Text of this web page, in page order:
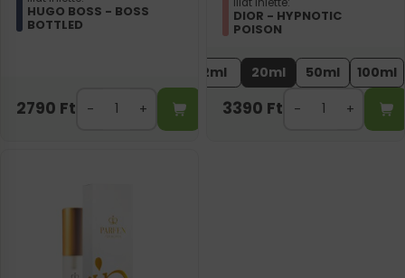
HUGO BOSS - BOSS
BOTTLED
2790 Ft
Illat ihlette:
DIOR - HYPNOTIC
POISON
2ml 20ml 50ml 100ml
3390 Ft